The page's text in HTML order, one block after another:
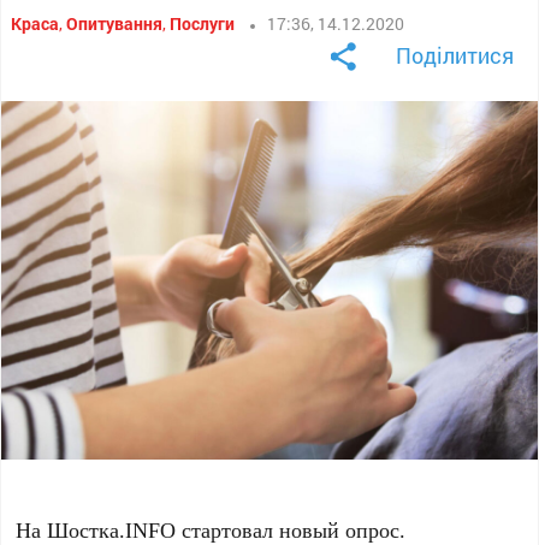
Краса,Опитування, Послуги 17:36, 14.12.2020
Поділитися
На Шостка.INFO стартовал новый опрос.